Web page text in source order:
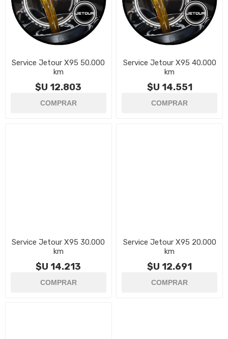
Service Jetour X95 50.000
km
$U 12.803
Service Jetour X95 40.000
km
$U 14.551
Service Jetour X95 30.000
km
$U 14.213
Service Jetour X95 20.000
km
$U 12.691